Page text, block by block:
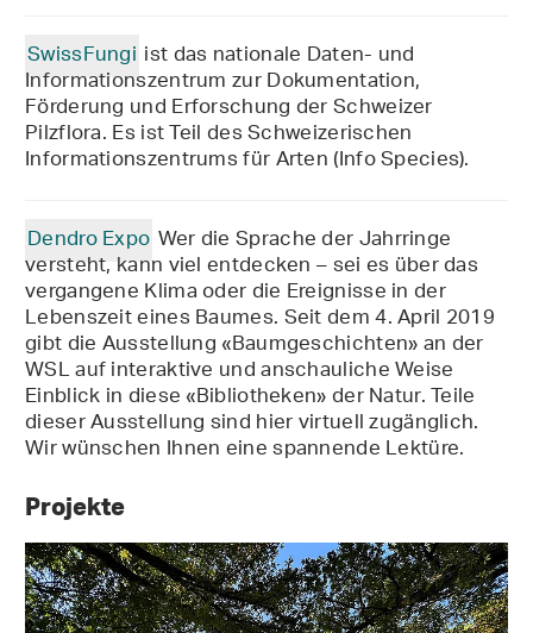
SwissFungi ist das nationale Daten- und
Informationszentrum zur Dokumentation,
Förderung und Erforschung der Schweizer
Pilzflora. Es ist Teil des Schweizerischen
Informationszentrums für Arten (Info Species).
Dendro ExpoWer die Sprache der Jahrringe
versteht, kann viel entdecken – sei es über das
vergangene Klima oder die Ereignisse in der
Lebenszeit eines Baumes. Seit dem 4. April 2019
gibt die Ausstellung «Baumgeschichten» an der
WSL auf interaktive und anschauliche Weise
Einblick in diese «Bibliotheken» der Natur. Teile
dieser Ausstellung sind hier virtuell zugänglich.
Wir wünschen Ihnen eine spannende Lektüre.
Projekte